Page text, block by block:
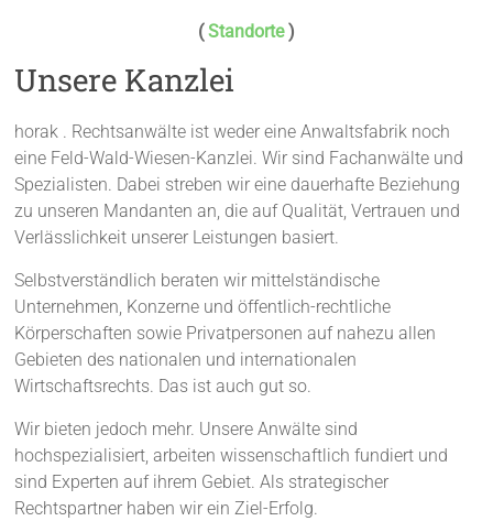
(Standorte)
Unsere Kanzlei
horak . Rechtsanwälte ist weder eine Anwaltsfabrik noch
eine Feld-Wald-Wiesen-Kanzlei. Wir sind Fachanwälte und
Spezialisten. Dabei streben wir eine dauerhafte Beziehung
zu unseren Mandanten an, die auf Qualität, Vertrauen und
Verlässlichkeit unserer Leistungen basiert.
Selbstverständlich beraten wir mittelständische
Unternehmen, Konzerne und öffentlich-rechtliche
Körperschaften sowie Privatpersonen auf nahezu allen
Gebieten des nationalen und internationalen
Wirtschaftsrechts. Das ist auch gut so.
Wir bieten jedoch mehr. Unsere Anwälte sind
hochspezialisiert, arbeiten wissenschaftlich fundiert und
sind Experten auf ihrem Gebiet. Als strategischer
Rechtspartner haben wir ein Ziel-Erfolg.